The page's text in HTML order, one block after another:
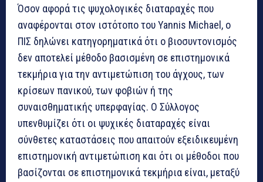
Όσον αφορά τις ψυχολογικές διαταραχές που
αναφέρονται στον ιστότοπο του Yannis Michael, ο
ΠΙΣ δηλώνει κατηγορηματικά ότι ο βιοσυντονισμός
δεν αποτελεί μέθοδο βασισμένη σε επιστημονικά
τεκμήρια για την αντιμετώπιση του άγχους, των
κρίσεων πανικού, των φοβιών ή της
συναισθηματικής υπερφαγίας. Ο Σύλλογος
υπενθυμίζει ότι οι ψυχικές διαταραχές είναι
σύνθετες καταστάσεις που απαιτούν εξειδικευμένη
επιστημονική αντιμετώπιση και ότι οι μέθοδοι που
βασίζονται σε επιστημονικά τεκμήρια είναι, μεταξύ